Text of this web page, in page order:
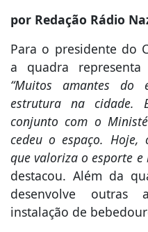
por Redação Rádio
Para o presidente do
a quadra
“Muitos amantes do
estrutura na cidade.
conjunto com o
cedeu o espaço. Hoje,
que valoriza o esporte e
destacou. Além da
desenvolve outras
instalação de